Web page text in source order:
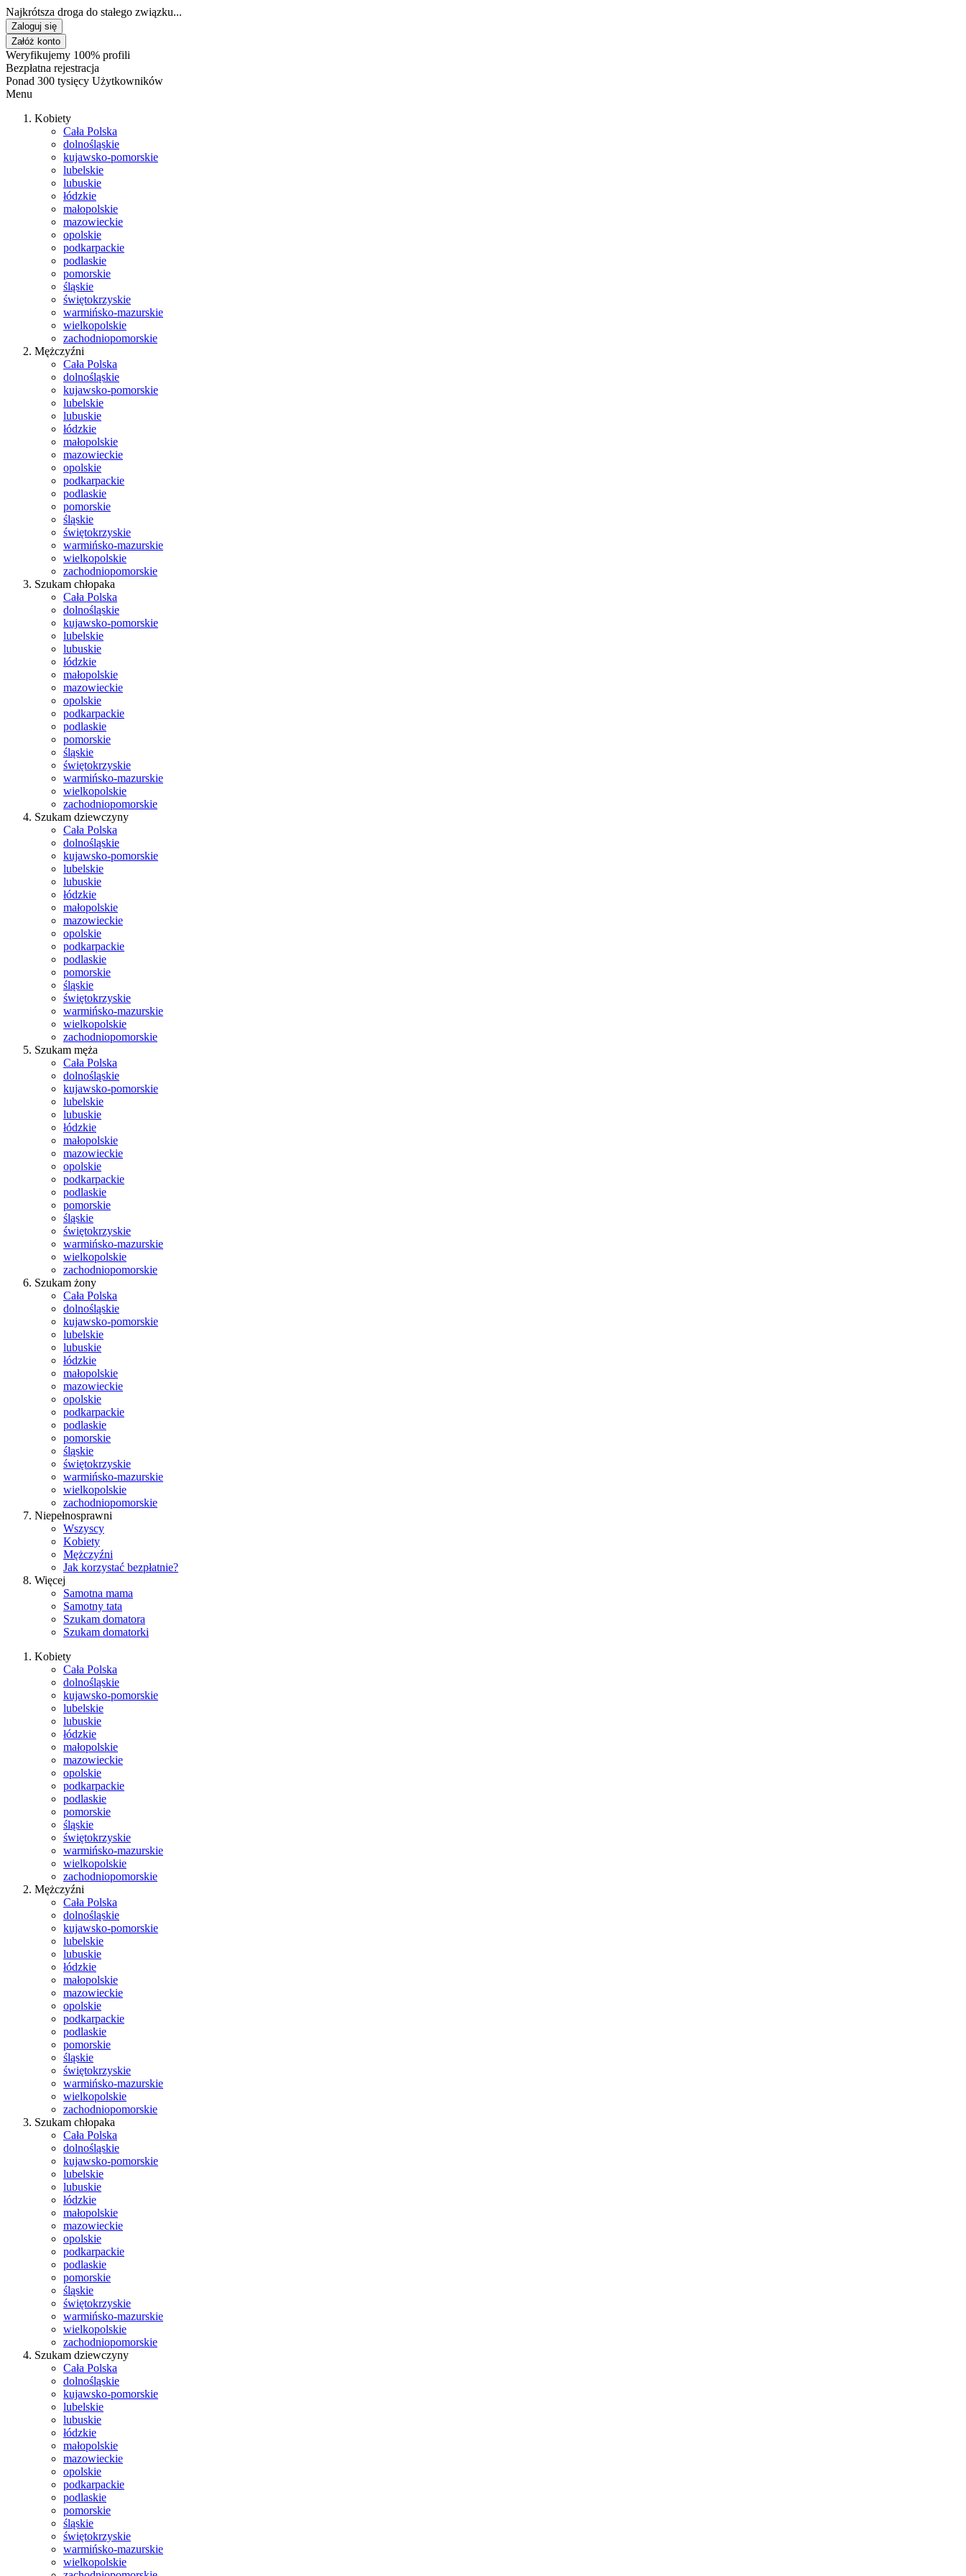
Najkrótsza droga do stałego związku...
Zaloguj się
Załóż konto
Weryfikujemy 100% profili
Bezpłatna rejestracja
Ponad 300 tysięcy Użytkowników
Menu
Kobiety
Cała Polska
dolnośląskie
kujawsko-pomorskie
lubelskie
lubuskie
łódzkie
małopolskie
mazowieckie
opolskie
podkarpackie
podlaskie
pomorskie
śląskie
świętokrzyskie
warmińsko-mazurskie
wielkopolskie
zachodniopomorskie
Mężczyźni
Cała Polska
dolnośląskie
kujawsko-pomorskie
lubelskie
lubuskie
łódzkie
małopolskie
mazowieckie
opolskie
podkarpackie
podlaskie
pomorskie
śląskie
świętokrzyskie
warmińsko-mazurskie
wielkopolskie
zachodniopomorskie
Szukam chłopaka
Cała Polska
dolnośląskie
kujawsko-pomorskie
lubelskie
lubuskie
łódzkie
małopolskie
mazowieckie
opolskie
podkarpackie
podlaskie
pomorskie
śląskie
świętokrzyskie
warmińsko-mazurskie
wielkopolskie
zachodniopomorskie
Szukam dziewczyny
Cała Polska
dolnośląskie
kujawsko-pomorskie
lubelskie
lubuskie
łódzkie
małopolskie
mazowieckie
opolskie
podkarpackie
podlaskie
pomorskie
śląskie
świętokrzyskie
warmińsko-mazurskie
wielkopolskie
zachodniopomorskie
Szukam męża
Cała Polska
dolnośląskie
kujawsko-pomorskie
lubelskie
lubuskie
łódzkie
małopolskie
mazowieckie
opolskie
podkarpackie
podlaskie
pomorskie
śląskie
świętokrzyskie
warmińsko-mazurskie
wielkopolskie
zachodniopomorskie
Szukam żony
Cała Polska
dolnośląskie
kujawsko-pomorskie
lubelskie
lubuskie
łódzkie
małopolskie
mazowieckie
opolskie
podkarpackie
podlaskie
pomorskie
śląskie
świętokrzyskie
warmińsko-mazurskie
wielkopolskie
zachodniopomorskie
Niepełnosprawni
Wszyscy
Kobiety
Mężczyźni
Jak korzystać bezpłatnie?
Więcej
Samotna mama
Samotny tata
Szukam domatora
Szukam domatorki
Kobiety
Cała Polska
dolnośląskie
kujawsko-pomorskie
lubelskie
lubuskie
łódzkie
małopolskie
mazowieckie
opolskie
podkarpackie
podlaskie
pomorskie
śląskie
świętokrzyskie
warmińsko-mazurskie
wielkopolskie
zachodniopomorskie
Mężczyźni
Cała Polska
dolnośląskie
kujawsko-pomorskie
lubelskie
lubuskie
łódzkie
małopolskie
mazowieckie
opolskie
podkarpackie
podlaskie
pomorskie
śląskie
świętokrzyskie
warmińsko-mazurskie
wielkopolskie
zachodniopomorskie
Szukam chłopaka
Cała Polska
dolnośląskie
kujawsko-pomorskie
lubelskie
lubuskie
łódzkie
małopolskie
mazowieckie
opolskie
podkarpackie
podlaskie
pomorskie
śląskie
świętokrzyskie
warmińsko-mazurskie
wielkopolskie
zachodniopomorskie
Szukam dziewczyny
Cała Polska
dolnośląskie
kujawsko-pomorskie
lubelskie
lubuskie
łódzkie
małopolskie
mazowieckie
opolskie
podkarpackie
podlaskie
pomorskie
śląskie
świętokrzyskie
warmińsko-mazurskie
wielkopolskie